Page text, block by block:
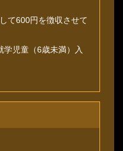
て600円を徴収させて
学児童（6歳未満）入